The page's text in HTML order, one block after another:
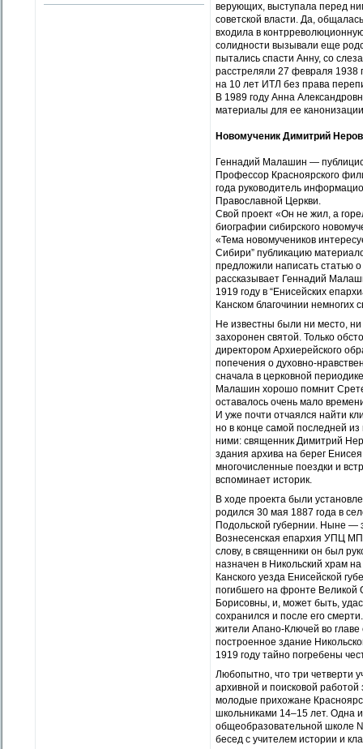
верующих, выступала перед
советской власти. Да,
входила в
солидности вызывали еще
пытались спасти Анну, со
расстреляли 27 февраля 1938
на 10 лет ИТЛ без права
В 1989 году Анна
материалы для ее
Новомученик Димитрий
Геннадий Малашин —
Профессор Красноярского
года руководитель
Православной Церкви.
Свой проект «Он не жил, а
биографии сибирского
«Тема новомучеников
Сибири” публикацию
предложили написать статью
рассказывает Геннадий
1919 году в “Енисейских
Канском благочинии немногих
Не известны были ни место, ни
захоронен святой. Только
директором Архиерейского
попечения о духовно-
сначала в церковной
Малашин хорошо помнит
оставалось очень мало
И уже почти отчаялся найти
но в конце самой последней
ними: священник Димитрий
здания архива на берег
многочисленные поездки и
вспоминает историк.
В ходе проекта были
родился 30 мая 1887 года в
Подольской губернии. Ныне —
Вознесенская епархия УПЦ
слову, в священники он был
назначен в Никольский храм
Канского уезда Енисейской
погибшего на фронте Великой
Борисовны, и, может быть,
сохранился и после его
жители Апано-Ключей во
построенное здание
1919 году тайно погребены
Любопытно, что три четверти
архивной и поисковой работой
молодые прихожане
школьниками 14–15 лет. Одна
общеобразовательной школе
бесед с учителем истории и